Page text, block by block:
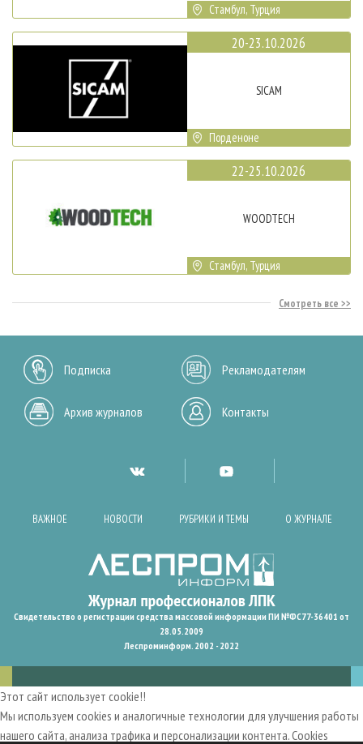
Стамбул, Турция
20-23.10.2026
SICAM
Порденоне
22-25.10.2026
WOODTECH
Стамбул, Турция
Смотреть все
Подписка Рекламодателям
Архив журналов Контакты
ВАЖНОЕ НОВОСТИ РУБРИКИ И ТЕМЫ О ЖУРНАЛЕ
Свидетельство о регистрации средства массовой информации ПИ №ФС77-36401 от
28.05.2009
Леспроминформ. 2002 - 2022
Этот сайт использует cookie!!
Мы используем cookies и аналогичные технологии для улучшения работы
нашего сайта, анализа трафика и персонализации контента. Cookies